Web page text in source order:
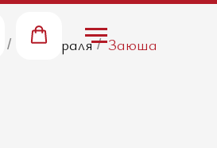
/ 14 февраля / Заюша